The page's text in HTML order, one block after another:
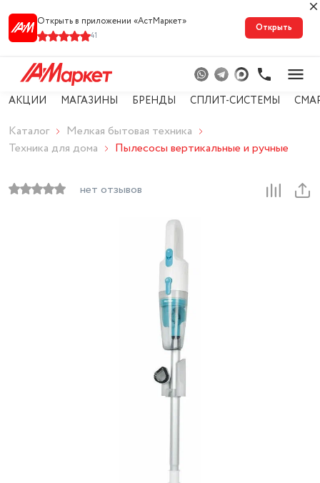
Открыть в приложении «АстМарке‪т‬»
41
Открыть
АКЦИИ МАГАЗИНЫ БРЕНДЫ СПЛИТ-СИСТЕМЫ
Каталог
Мелкая бытовая техника
Техника для дома
Пылесосы вертикальные и ручные
нет отзывов